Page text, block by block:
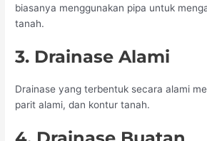
biasanya menggunakan pipa untuk
tanah.
3. Drainase Alami
Drainase yang terbentuk secara alami
parit alami, dan kontur tanah.